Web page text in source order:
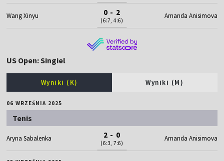
Wang Xinyu 0 - 2
(6:7, 4:6)
Amanda Anisimova
US Open: Singiel
Wyniki (K) Wyniki (M)
06 WRZEŚNIA 2025
Tenis
Aryna Sabalenka 2 - 0
(6:3, 7:6)
Amanda Anisimova